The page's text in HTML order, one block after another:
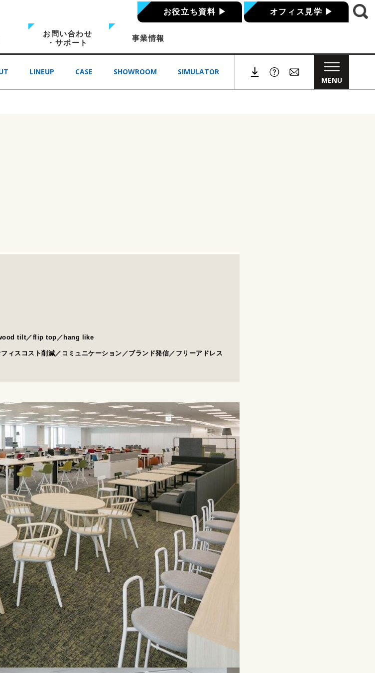
お役立ち資料 ▶ オフィス見学 ▶
お問い合わせ
・サポート
事業情報
LINEUP CASE SHOWROOM
SIMULATOR
MENU
tilt／flip top／hang like
ィスコスト削減／コミュニケーション／ブランド発信／フリーアドレス